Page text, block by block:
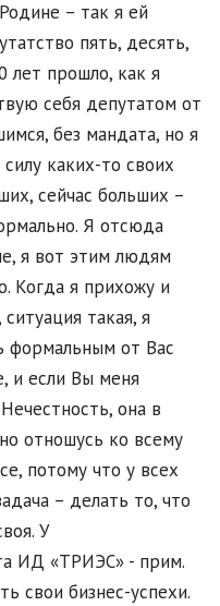
– так я ей
пять, десять,
лет прошло, как я
себя депутатом от
без мандата, но я
каких-то своих
сейчас больших –
Я отсюда
я вот этим людям
Когда я прихожу и
такая, я
формальным от Вас
и если Вы меня
она в
отношусь ко всему
потому что у всех
– делать то, что
У
ИД «ТРИЭС» - прим.
свои бизнес-успехи.